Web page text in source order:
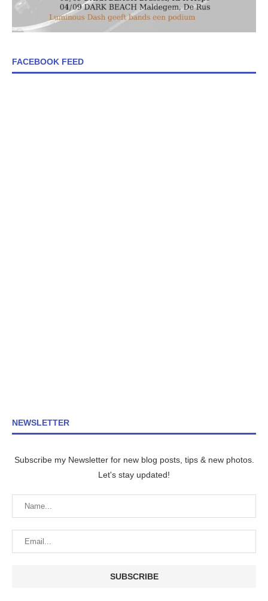
FACEBOOK FEED
NEWSLETTER
Subscribe my Newsletter for new blog posts, tips & new photos.
Let's stay updated!